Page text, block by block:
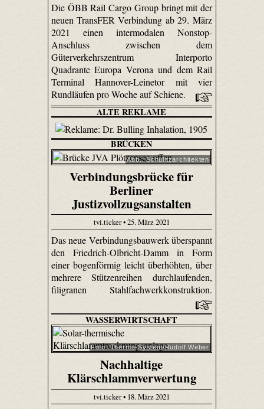
Die ÖBB Rail Cargo Group bringt mit der
neuen TransFER Verbindung ab 29. März
2021 einen intermodalen Nonstop-
Anschluss zwischen dem
Güterverkehrszentrum Interporto
Quadrante Europa Verona und dem Rail
Terminal Hannover-Leinetor mit vier
Rundläufen pro Woche auf Schiene.
ALTE REKLAME
BRÜCKEN
Abb.: Schulitzarchitekten
Verbindungsbrücke für
Berliner
Justizvollzugsanstalten
tvi.ticker • 25. März 2021
Das neue Verbindungsbauwerk überspannt
den Friedrich-Olbricht-Damm in Form
einer bogenförmig leicht überhöhten, über
mehrere Stützenreihen durchlaufenden,
filigranen Stahlfachwerkkonstruktion.
WASSERWIRTSCHAFT
Foto: Thermo-System/Rudolf Weber
Nachhaltige
Klärschlammverwertung
tvi.ticker • 18. März 2021